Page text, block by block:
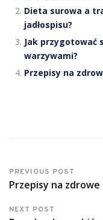
Dieta surowa a
jadłospisu?
Jak przygotować
warzywami?
Przepisy na
PREVIOUS POST
Przepisy na
NEXT POST